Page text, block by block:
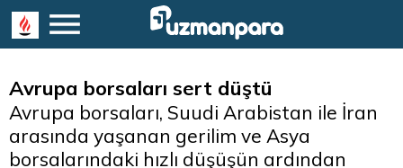
Avrupa borsaları sert düştü
Avrupa borsaları, Suudi Arabistan ile İran
arasında yaşanan gerilim ve Asya
borsalarındaki hızlı düşüşün ardından